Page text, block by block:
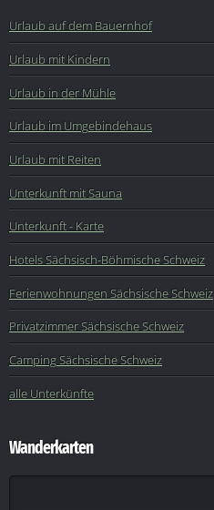
Urlaub auf dem Bauernhof
Urlaub mit Kindern
Urlaub in der Mühle
Urlaub im Umgebindehaus
Urlaub mit Reiten
Unterkunft mit Sauna
Unterkunft - Karte
Hotels Sächsisch-Böhmische Schweiz
Ferienwohnungen Sächsische Schweiz
Privatzimmer Sächsische Schweiz
Camping Sächsische Schweiz
alle Unterkünfte
Wanderkarten